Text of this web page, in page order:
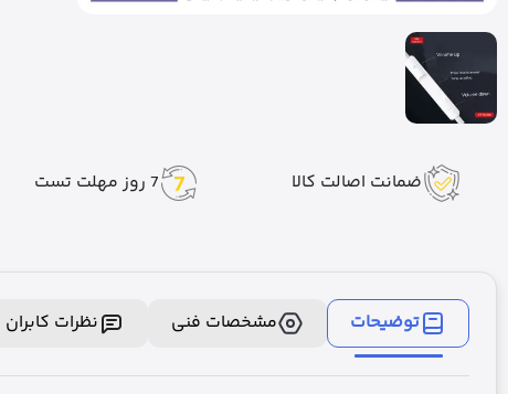
ضمانت اصالت کالا 7 روز مهلت تست
توضیحات مشخصات فنی نظرات کابران